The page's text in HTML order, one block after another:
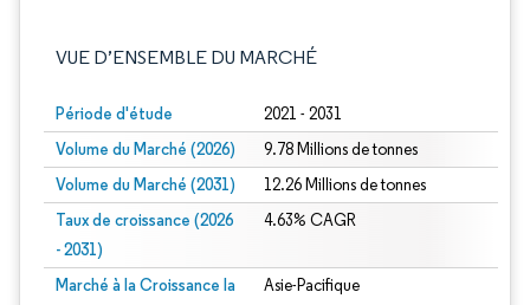
VUE D’ENSEMBLE DU MARCHÉ
Période d'étude 2021 - 2031
Volume du Marché (2026) 9.78 Millions de tonnes
Volume du Marché (2031) 12.26 Millions de tonnes
Taux de croissance (2026
- 2031)
4.63% CAGR
Marché à la Croissance la
Asie-Pacifique